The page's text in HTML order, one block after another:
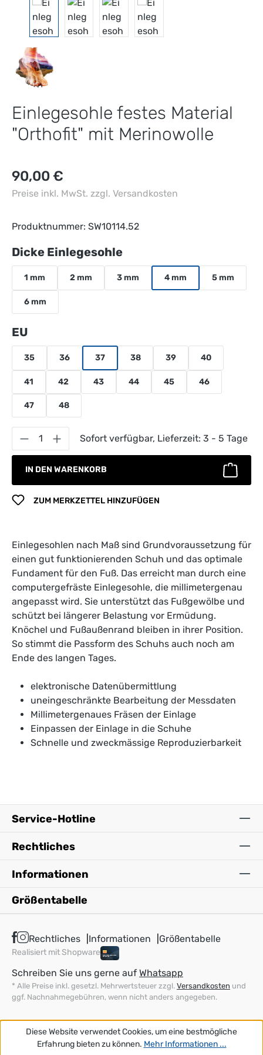
Einlegesohle festes Material
"Orthofit" mit Merinowolle
Regulärer Preis:
90,00 €
Preise inkl. MwSt. zzgl. Versandkosten
Produktnummer: SW10114.52
Dicke Einlegesohleauswählen
1 mm 2 mm 3 mm 4 mm 5 mm
6 mm
EU
35 36 37 38 39 40
41 42 43 44 45 46
47 48
Produkt Anzahl: Gib den gewünschten
Sofort verfügbar, Lieferzeit: 3 - 5 Tage
IN DEN WARENKORB
ZUM MERKZETTEL HINZUFÜGEN
Einlegesohlen nach Maß sind Grundvoraussetzung für
einen gut funktionierenden Schuh und das optimale
Fundament für den Fuß. Das erreicht man durch eine
computergefräste Einlegesohle, die millimetergenau
angepasst wird. Sie unterstützt das Fußgewölbe und
schützt bei längerer Belastung vor Ermüdung.
Knöchel und Fußaußenrand bleiben in ihrer Position.
So stimmt die Passform des Schuhs auch noch am
Ende des langen Tages.
elektronische Datenübermittlung
uneingeschränkte Bearbeitung der Messdaten
Millimetergenaues Fräsen der Einlage
Einpassen der Einlage in die Schuhe
Schnelle und zweckmässige Reproduzierbarkeit
Service-Hotline
Rechtliches
Informationen
Größentabelle
Rechtliches Informationen Größentabelle
Realisiert mit Shopware
Schreiben Sie uns gerne auf Whatsapp
* Alle Preise inkl. gesetzl. Mehrwertsteuer zzgl. Versandkosten und
ggf. Nachnahmegebühren, wenn nicht anders angegeben.
Diese Website verwendet Cookies, um eine bestmögliche
Erfahrung bieten zu können. Mehr Informationen ...